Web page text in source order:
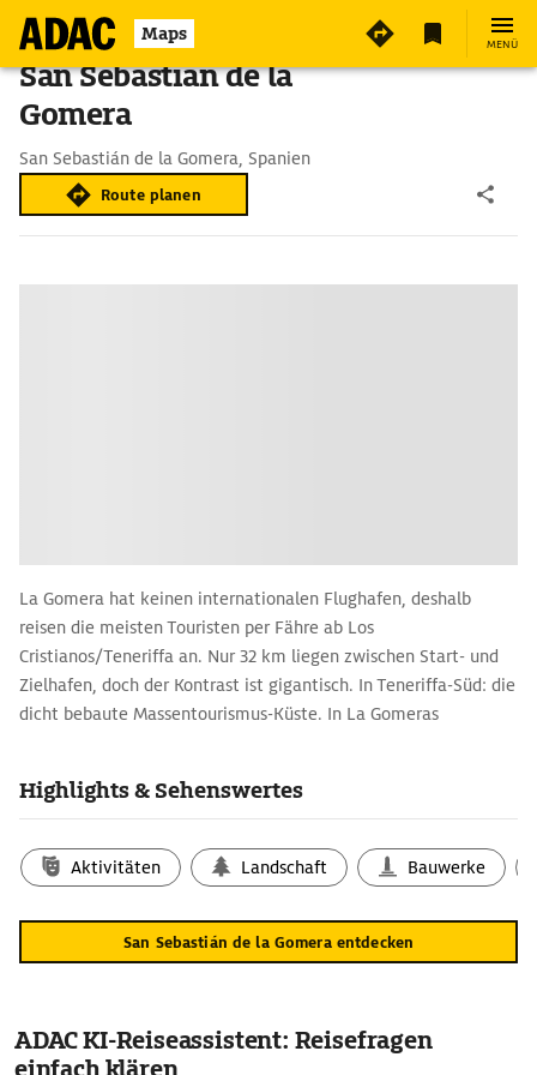
Maps MENÜ
San Sebastián de la
Gomera
San Sebastián de la Gomera, Spanien
Route planen
La Gomera hat keinen internationalen Flughafen, deshalb
reisen die meisten Touristen per Fähre ab Los
Cristianos/Teneriffa an. Nur 32 km liegen zwischen Start- und
Zielhafen, doch der Kontrast ist gigantisch. In Teneriffa-Süd: die
dicht bebaute Massentourismus-Küste. In La Gomeras
Der Ort hat kaum Sehenswürdigkeiten, dafür aber eine Menge
farbenfroh gestrichen. Wer den ruhigen Puls des Stadtlebens
spüren will, tut dies am besten in den Terrassencafés an der
Plaza de las Américas sowie an der angrenzenden Plaza de la
Constitución, die von Lorbeerbäumen begrünt wird. Die
Als ältestes Bauwerk der Kanarischen Inseln gilt der rotbraun-
weiß gesprenkelte Wehrturm Torre del Conde aus dem 15. Jh.
Highlights & Sehenswertes
Aktivitäten Landschaft Bauwerke
San Sebastián de la Gomera entdecken
ADAC KI-Reiseassistent: Reisefragen